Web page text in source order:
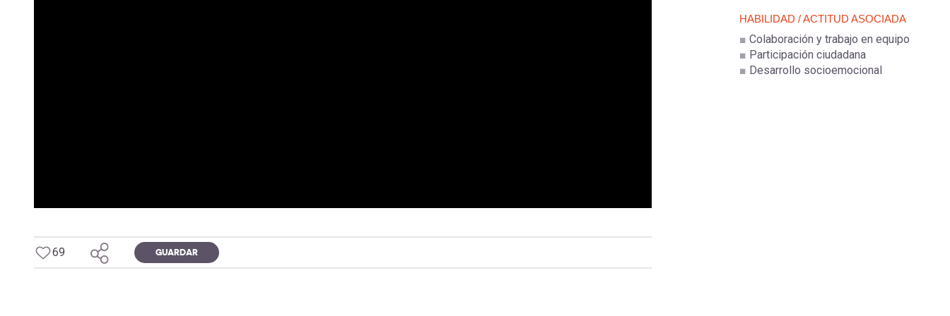
69 GUARDAR
HABILIDAD / ACTITUD ASOCIADA
Colaboración y trabajo en equipo
Participación ciudadana
Desarrollo socioemocional